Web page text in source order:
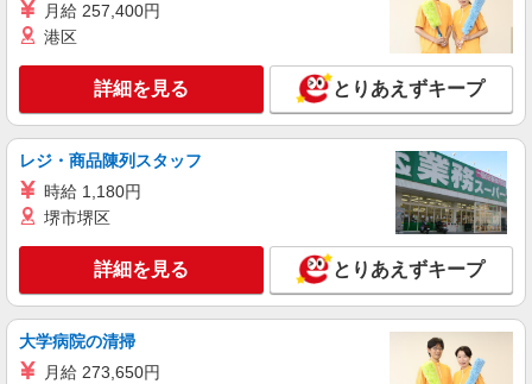
アルバイト パート
コンパスグループ・ジャパン株式会社 39498_p
NEW
調理補助【アルバイト・パート】
時給1,400円以上 試用期間中 時給1,400円以上
(試用期間2ヶ月) 残業が発生した場合、残業代を1
グランダ練馬 （東京都練馬区豊玉南2-27-
詳細を見る
パート
コンパスグループ・ジャパン株式会社 39601_p
NEW
調理師【アルバイト・パート】
月給 257,400円
港区
詳細を見る とりあえずキープ
レジ・商品陳列スタッフ
時給 1,180円
堺市堺区
詳細を見る とりあえずキープ
大学病院の清掃
月給 273,650円